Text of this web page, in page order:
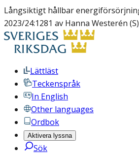
Långsiktigt hållbar
2023/24:1281 av Hanna Westerén (S)
Lättläst
Teckenspråk
In English
Other languages
Ordbok
Aktivera lyssna
Sök